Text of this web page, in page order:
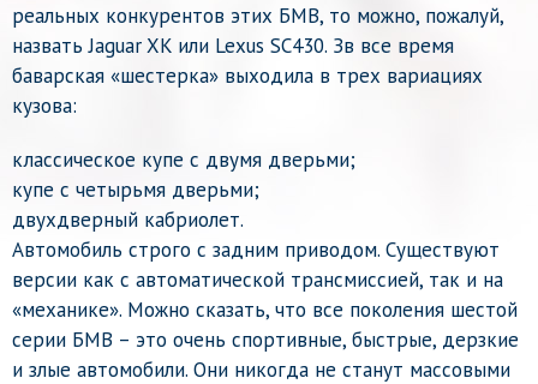
реальных конкурентов этих БМВ, то можно, пожалуй,
назвать Jaguar XK или Lexus SC430. Зв все время
баварская «шестерка» выходила в трех вариациях
кузова:
классическое купе с двумя дверьми;
купе с четырьмя дверьми;
двухдверный кабриолет.
Автомобиль строго с задним приводом. Существуют
версии как с автоматической трансмиссией, так и на
«механике». Можно сказать, что все поколения шестой
серии БМВ – это очень спортивные, быстрые, дерзкие
и злые автомобили. Они никогда не станут массовыми